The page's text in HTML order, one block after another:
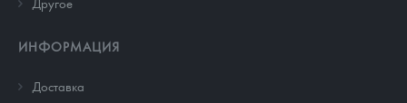
ИНФОРМАЦИЯ
Доставка